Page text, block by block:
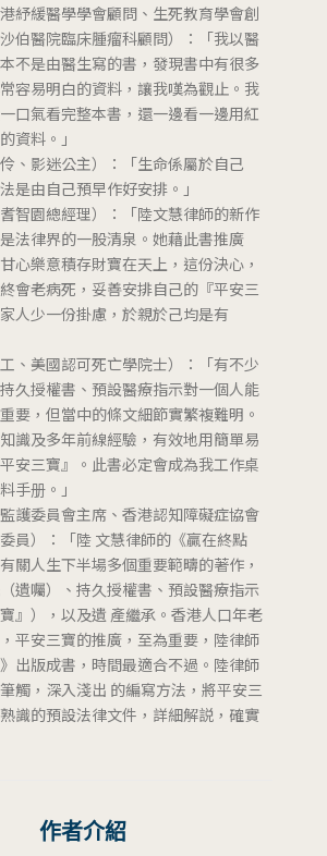
紓緩醫學學會顧問、生死教育學會創
伯醫院臨床腫瘤科顧問）：「我以醫
不是由醫生寫的書，發現書中有很多
容易明白的資料，讓我嘆為觀止。我
口氣看完整本書，還一邊看一邊用紅
資料。」
、影迷公主）：「生命係屬於自己
是由自己預早作好安排。」
智園總經理）：「陸文慧律師的新作
法律界的一股清泉。她藉此書推廣
心樂意積存財寶在天上，這份決心，
會老病死，妥善安排自己的『平安三
人少一份掛慮，於親於己均是有
、美國認可死亡學院士）：「有不少
久授權書、預設醫療指示對一個人能
要，但當中的條文細節實繁複難明。
識及多年前線經驗，有效地用簡單易
安三寶』。此書必定會成為我工作桌
手册。」
護委員會主席、香港認知障礙症協會
員）：「陸 文慧律師的《贏在終點
關人生下半場多個重要範疇的著作，
遺囑）、持久授權書、預設醫療指示
寶』），以及遺 產繼承。香港人口年老
平安三寶的推廣，至為重要，陸律師
出版成書，時間最適合不過。陸律師
觸，深入淺出 的編寫方法，將平安三
識的預設法律文件，詳細解説，確實
作者介紹